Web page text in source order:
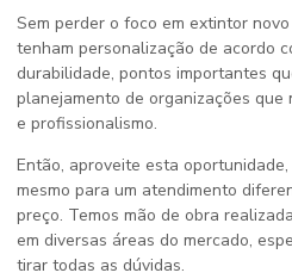
Sem perder o foco em extintor
tenham personalização de acordo
durabilidade, pontos importantes
planejamento de organizações que
e profissionalismo.
Então, aproveite esta
mesmo para um atendimento
preço. Temos mão de obra
em diversas áreas do mercado,
tirar todas as dúvidas.